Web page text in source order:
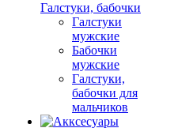
Галстуки, бабочки
Галстуки
мужские
Бабочки
мужские
Галстуки,
бабочки для
мальчиков